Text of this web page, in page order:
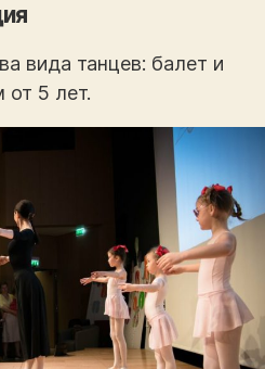
вида танцев: балет и
от 5 лет.